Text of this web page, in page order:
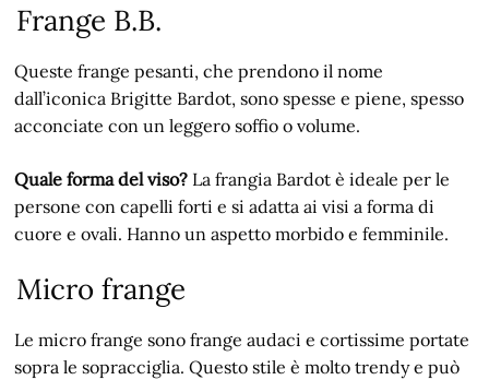
Frange B.B.
Queste frange pesanti, che prendono il nome
dall’iconica Brigitte Bardot, sono spesse e piene, spesso
acconciate con un leggero soffio o volume.
Quale forma del viso? La frangia Bardot è ideale per le
persone con capelli forti e si adatta ai visi a forma di
cuore e ovali. Hanno un aspetto morbido e femminile.
Micro frange
Le micro frange sono frange audaci e cortissime portate
sopra le sopracciglia. Questo stile è molto trendy e può